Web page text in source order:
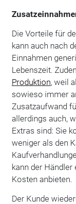
Die Vorteile für
kann auch nach
Einnahmen
Lebenszeit.
Produktion, weil
sowieso immer
Zusatzaufwand
allerdings auch,
Extras sind: Sie
weniger als den
kann der Händler
Kosten anbieten.
Der Kunde